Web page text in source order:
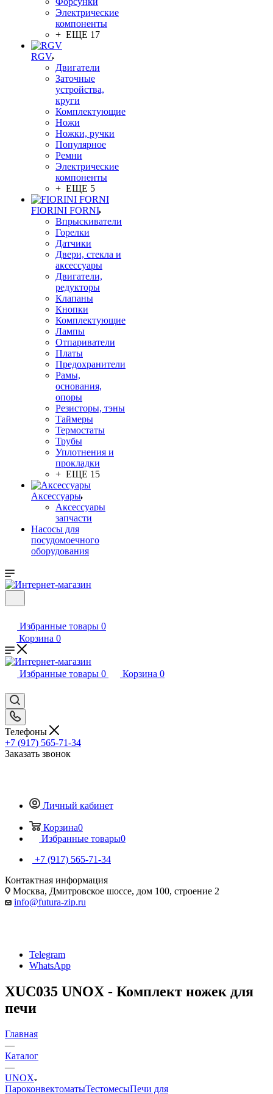
Электрические
компоненты
+ ЕЩЕ 17
RGV
Двигатели
Заточные
устройства,
круги
Комплектующие
Ножи
Ножки, ручки
Популярное
Ремни
Электрические
компоненты
+ ЕЩЕ 5
FIORINI FORNI
Впрыскиватели
Горелки
Датчики
Двери, стекла и
аксессуары
Двигатели,
редукторы
Клапаны
Кнопки
Комплектующие
Лампы
Отпариватели
Платы
Предохранители
Рамы,
основания,
опоры
Резисторы, тэны
Таймеры
Термостаты
Трубы
Уплотнения и
прокладки
+ ЕЩЕ 15
Аксессуары
Аксессуары
запчасти
Насосы для
посудомоечного
оборудования
Избранные товары 0
Корзина 0
Избранные товары 0 Корзина 0
Телефоны
+7 (917) 565-71-34
Заказать звонок
Личный кабинет
Корзина0
Избранные товары0
+7 (917) 565-71-34
Контактная информация
Москва, Дмитровское шоссе, дом 100, строение 2
info@futura-zip.ru
Telegram
WhatsApp
XUC035 UNOX - Комплект ножек для
печи
Главная
—
Каталог
—
UNOX
ПароконвектоматыТестомесыПечи для